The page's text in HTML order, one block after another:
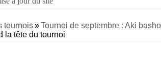
dominé par Onosato et Atamifuji rejoint la tête
conserve la tête du classement et poursuit sa
tournois » Tournoi de septembre : Aki basho
la tête du tournoi